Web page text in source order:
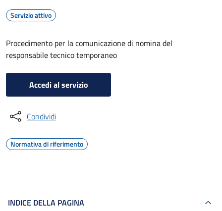
Servizio attivo
Procedimento per la comunicazione di nomina del
responsabile tecnico temporaneo
Accedi al servizio
Condividi
Normativa di riferimento
INDICE DELLA PAGINA